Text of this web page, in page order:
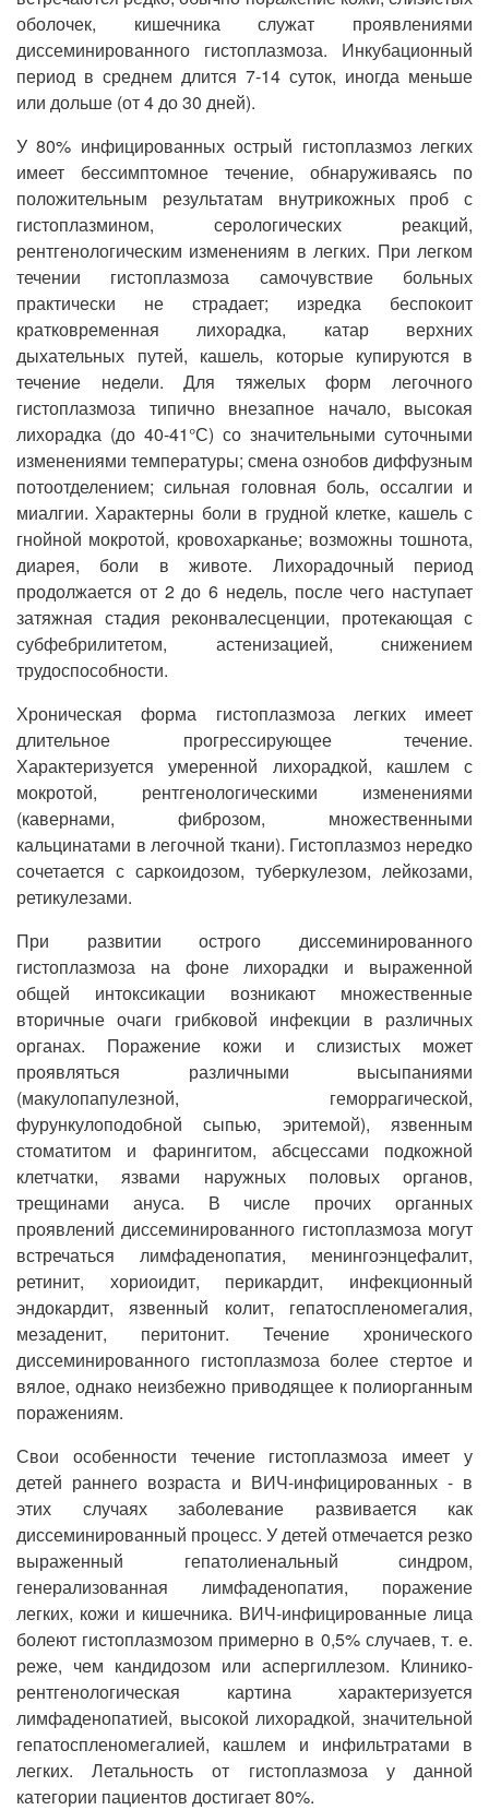
оболочек, кишечника служат проявлениями
диссеминированного гистоплазмоза. Инкубационный
период в среднем длится 7-14 суток, иногда меньше
или дольше (от 4 до 30 дней).
У 80% инфицированных острый гистоплазмоз легких
имеет бессимптомное течение, обнаруживаясь по
положительным результатам внутрикожных проб с
гистоплазмином, серологических реакций,
рентгенологическим изменениям в легких. При легком
течении гистоплазмоза самочувствие больных
практически не страдает; изредка беспокоит
кратковременная лихорадка, катар верхних
дыхательных путей, кашель, которые купируются в
течение недели. Для тяжелых форм легочного
гистоплазмоза типично внезапное начало, высокая
лихорадка (до 40-41°С) со значительными суточными
изменениями температуры; смена ознобов диффузным
потоотделением; сильная головная боль, оссалгии и
миалгии. Характерны боли в грудной клетке, кашель с
гнойной мокротой, кровохарканье; возможны тошнота,
диарея, боли в животе. Лихорадочный период
продолжается от 2 до 6 недель, после чего наступает
затяжная стадия реконвалесценции, протекающая с
субфебрилитетом, астенизацией, снижением
трудоспособности.
Хроническая форма гистоплазмоза легких имеет
длительное прогрессирующее течение.
Характеризуется умеренной лихорадкой, кашлем с
мокротой, рентгенологическими изменениями
(кавернами, фиброзом, множественными
кальцинатами в легочной ткани). Гистоплазмоз нередко
сочетается с саркоидозом, туберкулезом, лейкозами,
ретикулезами.
При развитии острого диссеминированного
гистоплазмоза на фоне лихорадки и выраженной
общей интоксикации возникают множественные
вторичные очаги грибковой инфекции в различных
органах. Поражение кожи и слизистых может
проявляться различными высыпаниями
(макулопапулезной, геморрагической,
фурункулоподобной сыпью, эритемой), язвенным
стоматитом и фарингитом, абсцессами подкожной
клетчатки, язвами наружных половых органов,
трещинами ануса. В числе прочих органных
проявлений диссеминированного гистоплазмоза могут
встречаться лимфаденопатия, менингоэнцефалит,
ретинит, хориоидит, перикардит, инфекционный
эндокардит, язвенный колит, гепатоспленомегалия,
мезаденит, перитонит. Течение хронического
диссеминированного гистоплазмоза более стертое и
вялое, однако неизбежно приводящее к полиорганным
поражениям.
Свои особенности течение гистоплазмоза имеет у
детей раннего возраста и ВИЧ-инфицированных - в
этих случаях заболевание развивается как
диссеминированный процесс. У детей отмечается резко
выраженный гепатолиенальный синдром,
генерализованная лимфаденопатия, поражение
легких, кожи и кишечника. ВИЧ-инфицированные лица
болеют гистоплазмозом примерно в 0,5% случаев, т. е.
реже, чем кандидозом или аспергиллезом. Клинико-
рентгенологическая картина характеризуется
лимфаденопатией, высокой лихорадкой, значительной
гепатоспленомегалией, кашлем и инфильтратами в
легких. Летальность от гистоплазмоза у данной
категории пациентов достигает 80%.